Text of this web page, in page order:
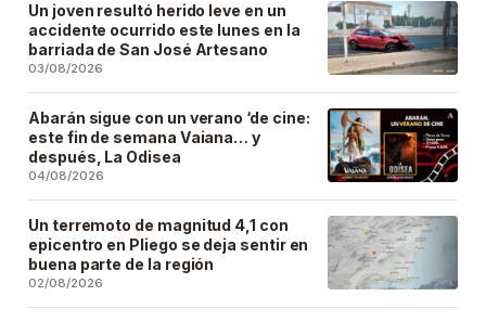
Un joven resultó herido leve en un
accidente ocurrido este lunes en la
barriada de San José Artesano
03/08/2026
Abarán sigue con un verano ‘de cine:
este fin de semana Vaiana… y
después, La Odisea
04/08/2026
Un terremoto de magnitud 4,1 con
epicentro en Pliego se deja sentir en
buena parte de la región
02/08/2026